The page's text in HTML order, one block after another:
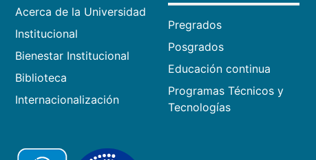
Acerca de la Universidad
Institucional
Bienestar Institucional
Biblioteca
Internacionalización
Pregrados
Posgrados
Educación continua
Programas Técnicos y
Tecnologías